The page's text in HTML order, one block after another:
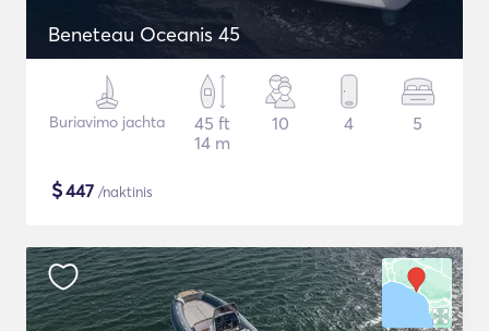
Beneteau Oceanis 45
Buriavimo jachta
45 ft
14 m
10 4 5
$447 /naktinis